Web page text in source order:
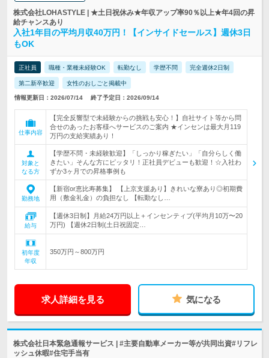
株式会社LOHASTYLE | ★土日祝休み★年収アップ率90％以上★年4回の昇
給チャンスあり
入社1年目の平均月収40万円！【インサイドセールス】週休3日
もOK
正社員 職種・業種未経験OK 転勤なし 学歴不問 完全週休2日制
第二新卒歓迎 女性のおしごと掲載中
情報更新日：2026/07/14 終了予定日：2026/09/14
仕事内容
【完全反響型で未経験からの挑戦も安心！】自社サイト等から問
合せのあったお客様へサービスのご案内 ★インセンは最大月119
万円の支給実績あり！
対象と
なる方
【学歴不問・未経験歓迎】「しっかり稼ぎたい」「自分らしく働
きたい」そんな方にピッタリ！正社員デビューも歓迎！☆入社わ
ずか3ヶ月での昇格事例も
勤務地
【新宿or恵比寿募集】 【上京支援あり】きれいな寮あり◎初期費
用（敷金礼金）の負担なし 【転勤なし…
給与
【週休3日制】月給24万円以上＋インセンティブ(平均月10万〜20
万円) 【週休2日制(土日祝固定…
初年度
年収
350万円～800万円
求人詳細を見る 気になる
株式会社日本緊急通報サービス | #主要自動車メーカー等が共同出資#リフレ
ッシュ休暇#住宅手当有